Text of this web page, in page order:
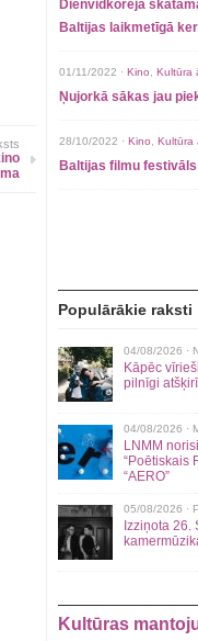
Dienvidkorejā
Baltijas laikmetīgā
01/11/2022 · Kino Kultūra
Ņujorkā sākas jau
28/10/2022 · Kino Kultūra
Baltijas filmu
Populārākie raksti
04/08/2026 ·
Kāpēc
pilnīgi
04/08/2026 ·
LNMM
“Poētiskais
“AERO”
05/08/2026 ·
Izziņota 26.
Kultūras